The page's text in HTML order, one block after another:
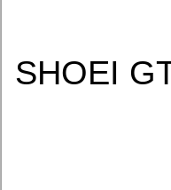
SHOEI